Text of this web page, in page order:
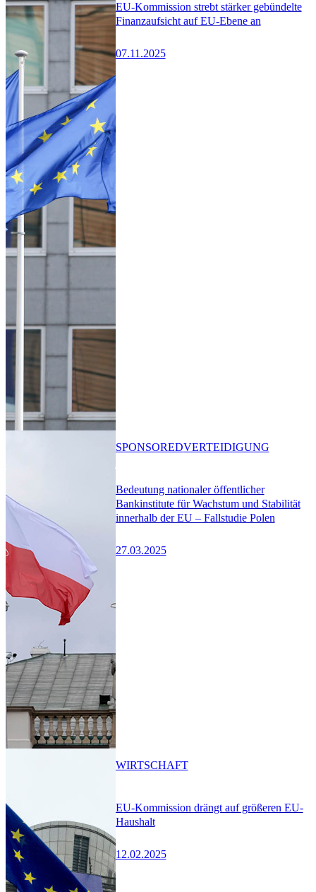
EU-Kommission strebt stärker gebündelte
Finanzaufsicht auf EU-Ebene an
07.11.2025
Bedeutung nationaler öffentlicher
Bankinstitute für Wachstum und Stabilität
innerhalb der EU – Fallstudie Polen
27.03.2025
SPONSOREDVERTEIDIGUNG
EU-Kommission drängt auf größeren EU-
Haushalt
12.02.2025
WIRTSCHAFT